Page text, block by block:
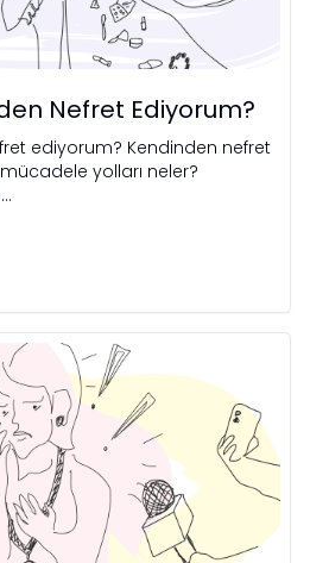
Nefret Ediyorum?
ediyorum? Kendinden nefret
yolları neler?